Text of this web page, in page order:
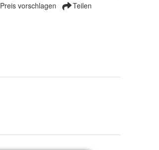
Preis vorschlagen Teilen